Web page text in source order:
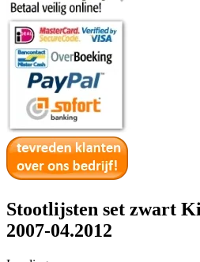
Stootlijsten set zwart
2007-04.2012